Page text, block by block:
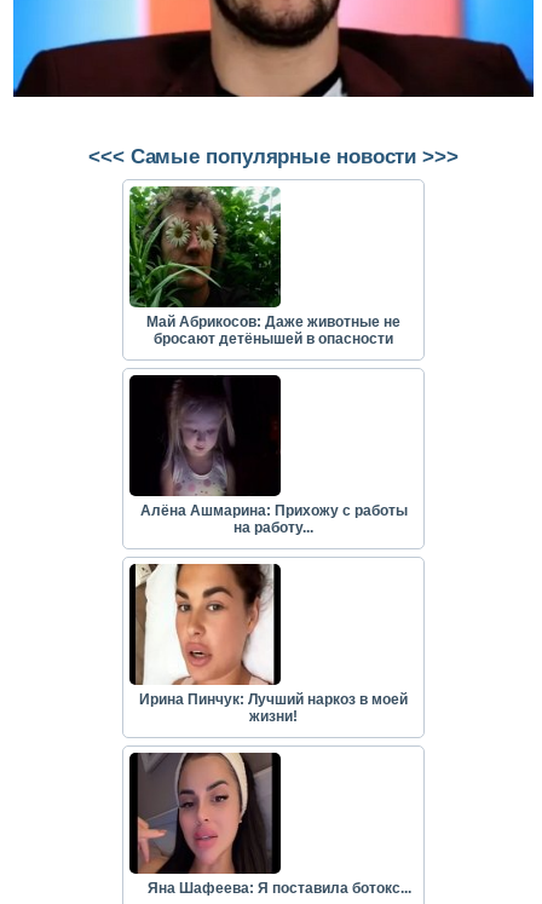
<<< Самые популярные новости >>>
Май Абрикосов: Даже животные не
бросают детёнышей в опасности
Алёна Ашмарина: Прихожу с работы
на работу...
Ирина Пинчук: Лучший наркоз в моей
жизни!
Яна Шафеева: Я поставила ботокс...